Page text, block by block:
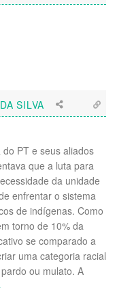
SILVA
PT e seus aliados
que a luta para
da unidade
enfrentar o sistema
de indígenas. Como
torno de 10% da
se comparado a
uma categoria racial
ou mulato. A